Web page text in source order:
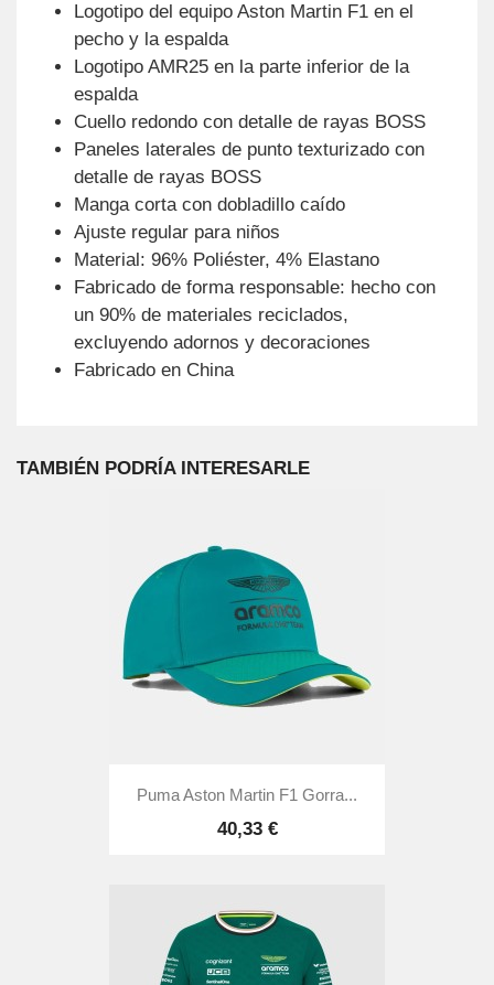
Logotipo del equipo Aston Martin F1 en el
pecho y la espalda
Logotipo AMR25 en la parte inferior de la
espalda
Cuello redondo con detalle de rayas BOSS
Paneles laterales de punto texturizado con
detalle de rayas BOSS
Manga corta con dobladillo caído
Ajuste regular para niños
Material: 96% Poliéster, 4% Elastano
Fabricado de forma responsable: hecho con
un 90% de materiales reciclados,
excluyendo adornos y decoraciones
Fabricado en China
TAMBIÉN PODRÍA INTERESARLE
Puma Aston Martin F1 Gorra...
40,33 €